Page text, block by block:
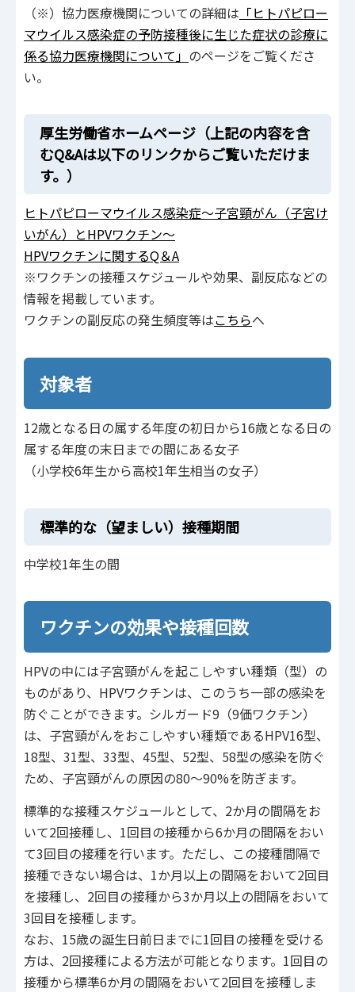
（※）協力医療機関についての詳細は 「ヒトパピロー
マウイルス感染症の予防接種後に生じた症状の診療に
係る協力医療機関について」 のページをご覧くださ
い。
厚生労働省ホームページ（上記の内容を含
むQ&Aは以下のリンクからご覧いただけま
す。）
ヒトパピローマウイルス感染症～子宮頸がん（子宮け
いがん）とHPVワクチン～
HPVワクチンに関するQ＆A
※ワクチンの接種スケジュールや効果、副反応などの
情報を掲載しています。
ワクチンの副反応の発生頻度等はこちらへ
対象者
12歳となる日の属する年度の初日から16歳となる日の
属する年度の末日までの間にある女子
（小学校6年生から高校1年生相当の女子）
標準的な（望ましい）接種期間
中学校1年生の間
ワクチンの効果や接種回数
HPVの中には子宮頸がんを起こしやすい種類（型）の
ものがあり、HPVワクチンは、このうち一部の感染を
防ぐことができます。シルガード9（9価ワクチン）
は、子宮頸がんをおこしやすい種類であるHPV16型、
18型、31型、33型、45型、52型、58型の感染を防ぐ
ため、子宮頸がんの原因の80～90%を防ぎます。
標準的な接種スケジュールとして、2か月の間隔をお
いて2回接種し、1回目の接種から6か月の間隔をおい
て3回目の接種を行います。ただし、この接種間隔で
接種できない場合は、1か月以上の間隔をおいて2回目
を接種し、2回目の接種から3か月以上の間隔をおいて
3回目を接種します。
なお、15歳の誕生日前日までに1回目の接種を受ける
方は、2回接種による方法が可能となります。1回目の
接種から標準6か月の間隔をおいて2回目を接種しま